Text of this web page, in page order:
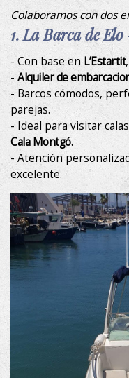
Colaboramos con dos
1. La Barca de
- Con base enL’Estartit
- Alquiler de
- Barcos cómodos,
parejas.
- Ideal para visitar
Cala Montgó.
- Atención
excelente.
Permiten realizar el
comportamiento de los
información recogida
utiliza en la medición
elaboración de
el fin de introducir
datos de uso que
guardar la
mejorar la calidad de
mejor experiencia a
Marketing y
Estas cookies son
sobre las preferencias
a través de la
navegación. Gracias
de navegación en el
relacionada con el